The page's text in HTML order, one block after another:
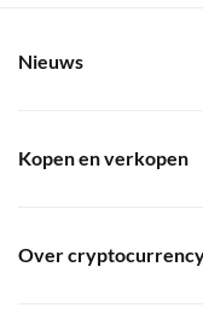
Nieuws
Kopen en verkopen
Over